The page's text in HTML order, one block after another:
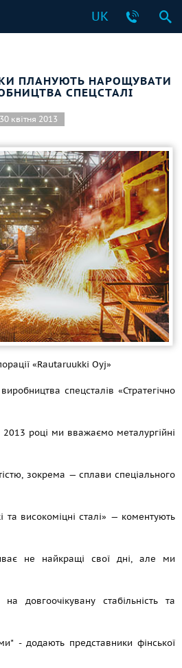
UK
ПЛАНУЮТЬ НАРОЩУВАТИ
СПЕЦСТАЛІ
30 квітня 2013
«Rautaruukki Oyj»
спецсталів «Стратегічно
році ми вважаємо металургійні
зокрема — сплави спеціального
та високоміцні сталі» — коментують
не найкращі свої дні, але ми
довгоочікувану стабільність та
- додають представники фінської